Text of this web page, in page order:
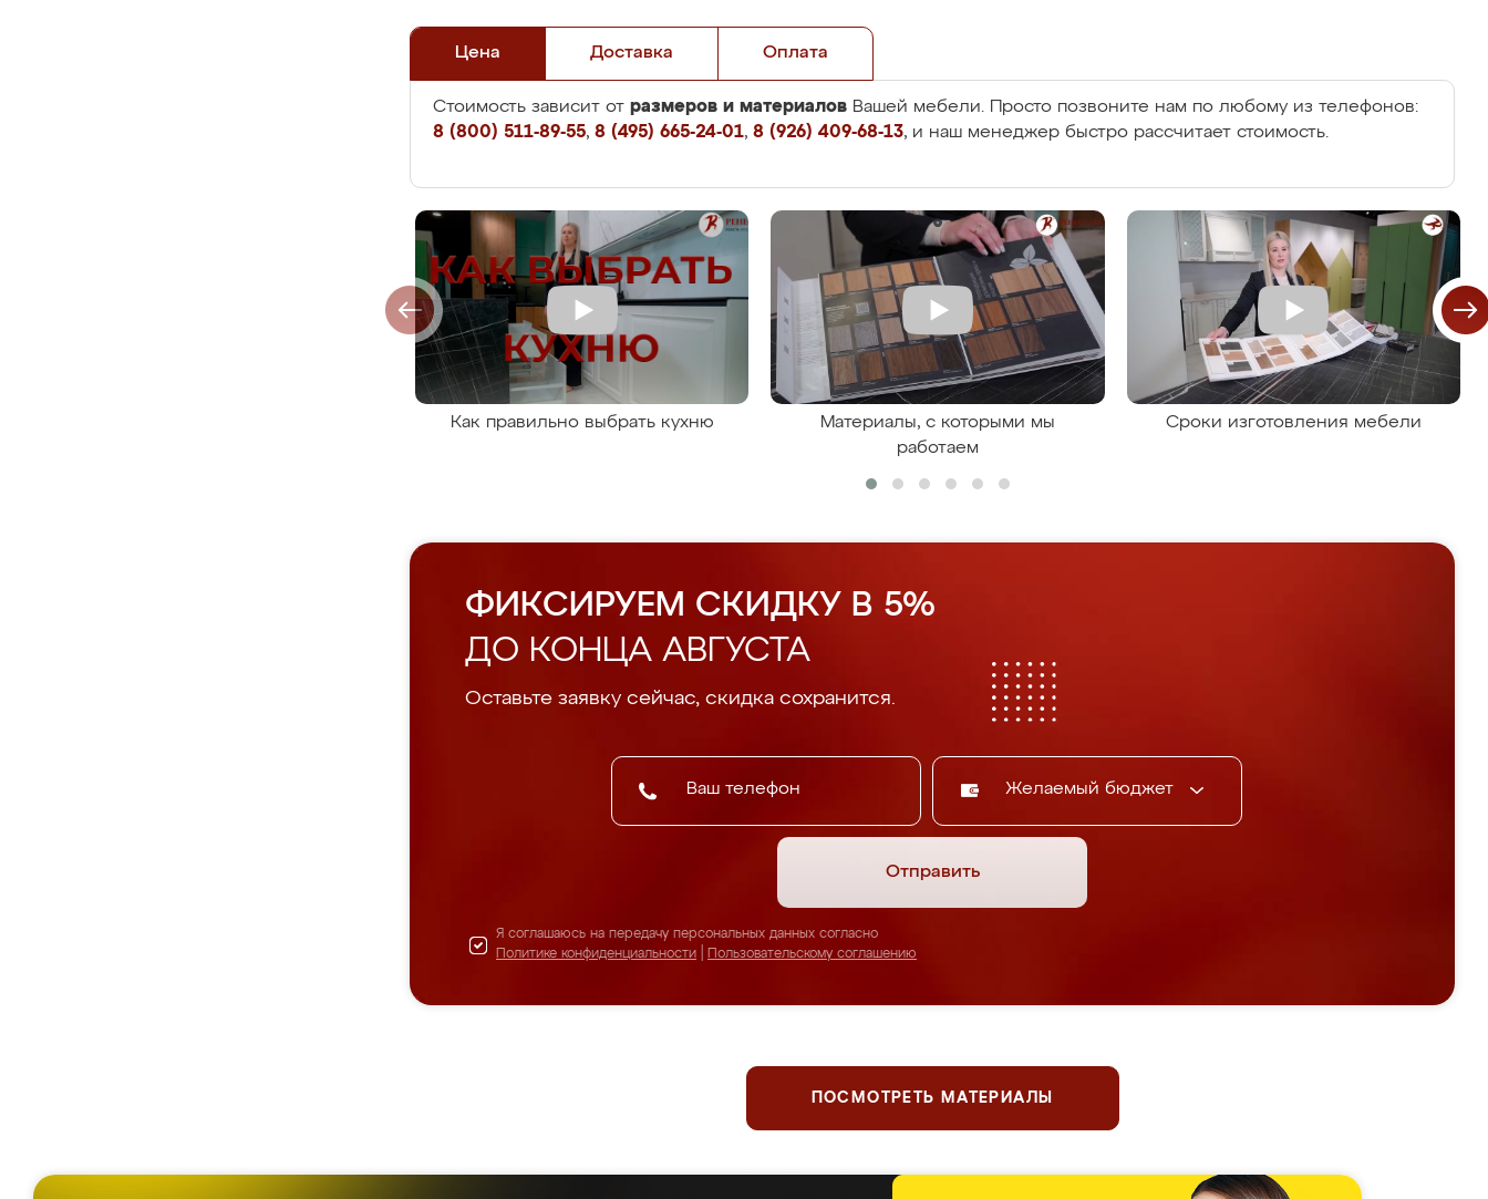
Цена Доставка Оплата
Стоимость зависит от размеров и материалов Вашей мебели. Просто позвоните нам по любому из телефонов:
8 (800) 511-89-55, 8 (495) 665-24-01, 8 (926) 409-68-13, и наш менеджер быстро рассчитает стоимость.
Как правильно выбрать кухню
Материалы, с которыми мы
работаем
Сроки изготовления мебели
ФИКСИРУЕМ СКИДКУ В 5%
ДО КОНЦА АВГУСТА
Оставьте заявку сейчас, скидка сохранится.
Желаемый бюджет
Отправить
Я соглашаюсь на передачу персональных данных согласно
Политике конфиденциальности
Пользовательскому соглашению
ПОСМОТРЕТЬ МАТЕРИАЛЫ